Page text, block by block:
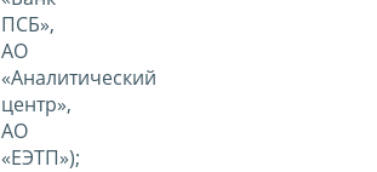
ПСБ»,
АО
«Аналитический
центр»,
АО
«ЕЭТП»);